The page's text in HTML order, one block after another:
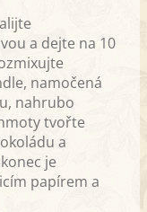
a dejte na 10
namočená
nahrubo
tvořte
a
je
papírem a